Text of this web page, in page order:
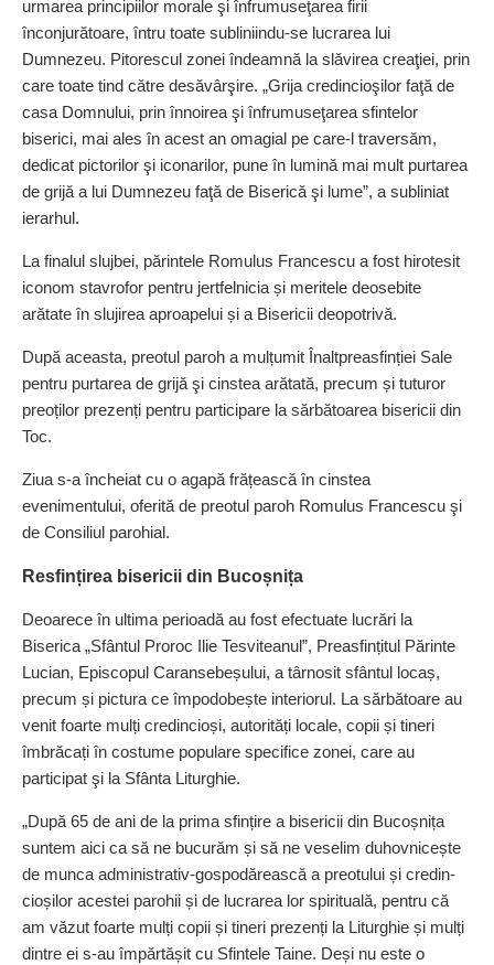
urmarea principiilor morale şi înfrumuseţarea firii
înconjurătoare, întru toate subliniindu-se lucrarea lui
Dumnezeu. Pitorescul zonei îndeamnă la slăvirea creaţiei, prin
care toate tind către desă­vârşire. „Grija credincioşilor faţă de
casa Domnului, prin înnoirea şi înfrumuseţarea sfintelor
biserici, mai ales în acest an omagial pe care-l traversăm,
dedicat pictorilor şi iconarilor, pune în lumină mai mult purtarea
de grijă a lui Dumnezeu faţă de Biserică şi lume”, a subliniat
ierarhul.
La finalul slujbei, părintele Romulus Francescu a fost hirotesit
iconom stavrofor pentru jertfelnicia și meritele deosebite
arătate în slujirea aproapelui și a Bisericii deopotrivă.
După aceasta, preotul paroh a mulțumit Înaltpreasfinției Sale
pentru purtarea de grijă şi cinstea arătată, precum și tuturor
preoților pre­zenți pentru participare la sărbătoarea bisericii din
Toc.
Ziua s-a încheiat cu o agapă frățească în cinstea
evenimentului, oferită de preotul paroh Romulus Francescu şi
de Consiliul parohial.
Resfințirea bisericii din Bucoșnița
Deoarece în ultima perioadă au fost efectuate lucrări la
Biserica „Sfântul Proroc Ilie Tesviteanul”, Preasfințitul Părinte
Lucian, Episcopul Caransebeșului, a târnosit sfântul locaș,
precum și pictura ce împodobește interio­rul. La sărbătoare au
venit foarte mulți credincioși, autorități locale, copii și tineri
îmbrăcați în costume populare specifice zonei, care au
participat şi la Sfânta Liturghie.
„După 65 de ani de la prima sfințire a bisericii din Bucoșnița
suntem aici ca să ne bucurăm și să ne veselim duhovnicește
de munca administrativ-gospodărească a preotului și credin­
cio­șilor acestei parohii și de lucrarea lor spirituală, pentru că
am văzut foarte mulți copii și tineri pre­zenți la Liturghie și mulți
dintre ei s-au împărtășit cu Sfintele Taine. Deși nu este o